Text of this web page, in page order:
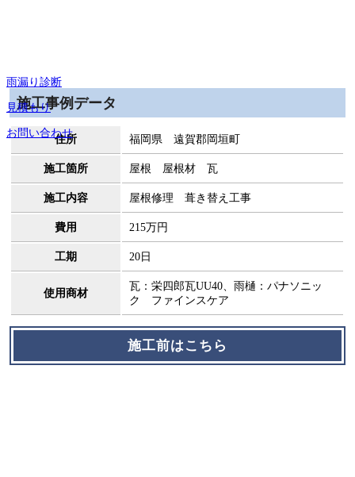
雨漏り診断
見積もり
お問い合わせ
施工事例データ
住所 福岡県 遠賀郡岡垣町
施工箇所 屋根 屋根材 瓦
施工内容 屋根修理 葺き替え工事
費用 215万円
工期 20日
使用商材
瓦：栄四郎瓦UU40、雨樋：パナソニッ
ク ファインスケア
施工前はこちら